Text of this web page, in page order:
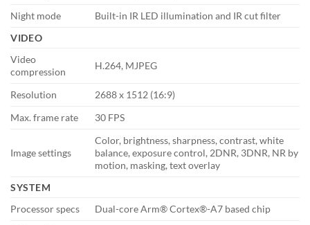
Night mode
Built-in IR LED illumination and IR cut filter
VIDEO
Video
compression
H.264, MJPEG
Resolution
2688 x 1512 (16:9)
Max. frame rate
30 FPS
Image settings
Color, brightness, sharpness, contrast, white
balance, exposure control, 2DNR, 3DNR, NR by
motion, masking, text overlay
SYSTEM
Processor specs
Dual-core Arm® Cortex®-A7 based chip